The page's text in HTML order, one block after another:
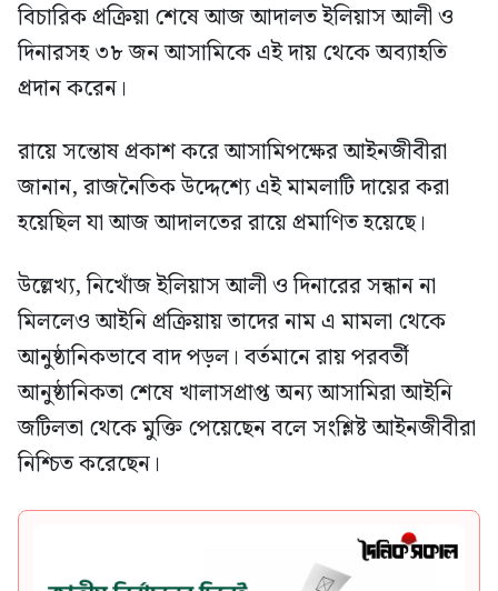
বিচারিক প্রক্রিয়া শেষে আজ আদালত ইলিয়াস আলী ও
দিনারসহ ৩৮ জন আসামিকে এই দায় থেকে অব্যাহতি
প্রদান করেন।
রায়ে সন্তোষ প্রকাশ করে আসামিপক্ষের আইনজীবীরা
জানান, রাজনৈতিক উদ্দেশ্যে এই মামলাটি দায়ের করা
হয়েছিল যা আজ আদালতের রায়ে প্রমাণিত হয়েছে।
উল্লেখ্য, নিখোঁজ ইলিয়াস আলী ও দিনারের সন্ধান না
মিললেও আইনি প্রক্রিয়ায় তাদের নাম এ মামলা থেকে
আনুষ্ঠানিকভাবে বাদ পড়ল। বর্তমানে রায় পরবর্তী
আনুষ্ঠানিকতা শেষে খালাসপ্রাপ্ত অন্য আসামিরা আইনি
জটিলতা থেকে মুক্তি পেয়েছেন বলে সংশ্লিষ্ট আইনজীবীরা
নিশ্চিত করেছেন।